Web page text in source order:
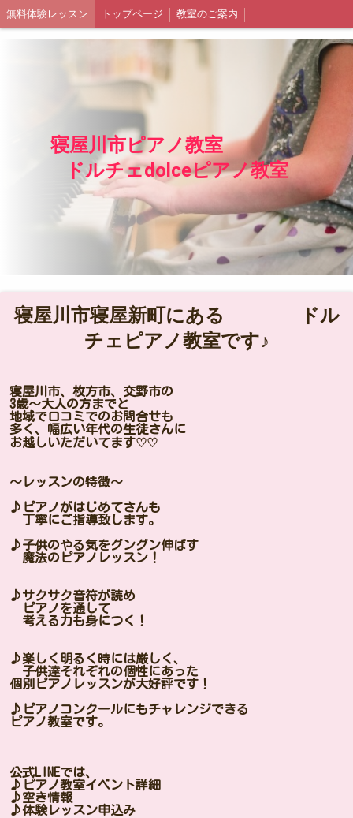
無料体験レッスン トップページ 教室のご案内
寝屋川市ピアノ教室
ドルチェdolceピアノ教室
寝屋川市寝屋新町にある ドル
チェピアノ教室です♪
寝屋川市、枚方市、交野市の
3歳〜大人の方までと
地域で口コミでのお問合せも
多く、幅広い年代の生徒さんに
お越しいただいてます♡♡
〜レッスンの特徴〜
♪ピアノがはじめてさんも
丁寧にご指導致します。
♪子供のやる気をグングン伸ばす
魔法のピアノレッスン！
♪サクサク音符が読め
ピアノを通して
考える力も身につく！
♪楽しく明るく時には厳しく、
子供達それぞれの個性にあった
個別ピアノレッスンが大好評です！
♪ピアノコンクールにもチャレンジできる
ピアノ教室です。
公式LINEでは、
♪ピアノ教室イベント詳細
♪空き情報
♪体験レッスン申込み